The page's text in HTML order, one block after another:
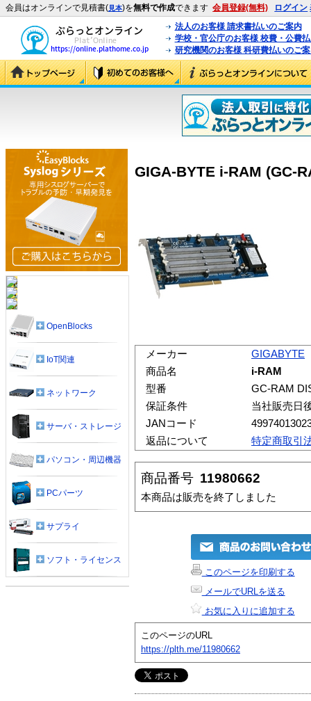
会員はオンラインで見積書(見本)を無料で作成できます 会員登録(無料) ログイン
法人のお客様 請求書払いのご案内
学校・官公庁のお客様 校費・公費
研究機関のお客様 科研費払いのご
GIGA-BYTE i-RAM (GC-
メーカー
GIGABYTE
商品名
i-RAM
型番
GC-RAM
保証条件
当社販売日
JANコード
返品について
特定商取引
商品番号 11980662
本商品は販売を終了しました
このページを印刷する
メールでURLを送る
お気に入りに追加する
このページのURL
https://plth.me/11980662
OpenBlocks
IoT関連
ネットワーク
サーバ・ストレージ
パソコン・周辺機器
PCパーツ
サプライ
ソフト・ライセンス